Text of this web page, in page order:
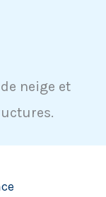
neige et